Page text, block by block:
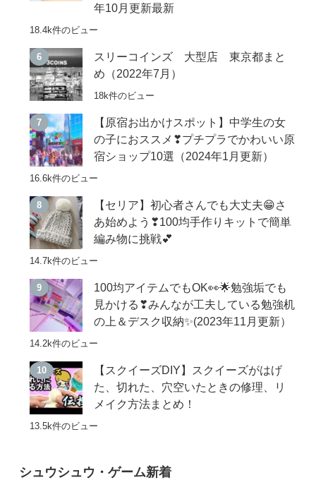
年10月更新最新
18.4k件のビュー
スリーコインズ 大型店 東京都まと
め（2022年7月）
18k件のビュー
【原宿お出かけスポット】中学生の女
の子におススメ❣プチプラでかわいい原
宿ショップ10選（2024年1月更新）
16.6k件のビュー
【セリア】初心者さんでも大丈夫😁さ
あ始めよう❣100均手作りキットで簡単
編み物に挑戦💕
14.7k件のビュー
100均アイテムでもOK👀🌟勉強垢でも
見かける❣みんなが工夫している勉強机
の上＆デスク収納✨(2023年11月更新）
14.2k件のビュー
【スクイーズDIY】スクイーズがはげ
た、切れた、穴空いたときの修理、リ
メイク方法まとめ！
13.5k件のビュー
シュウシュウ・ゲーム新着